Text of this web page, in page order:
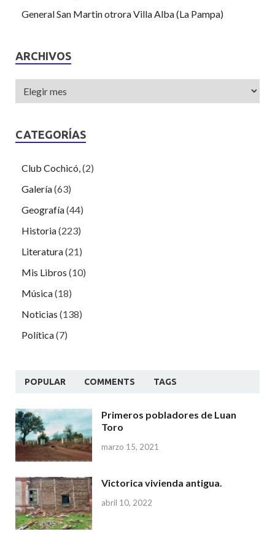
General San Martin otrora Villa Alba (La Pampa)
ARCHIVOS
CATEGORÍAS
Club Cochicó,(2)
Galería(63)
Geografía(44)
Historia(223)
Literatura(21)
Mis Libros (10)
Música(18)
Noticias (138)
Política(7)
POPULAR COMMENTS TAGS
Primeros pobladores de Luan
Toro
marzo 15, 2021
Victorica vivienda antigua.
abril 10, 2022